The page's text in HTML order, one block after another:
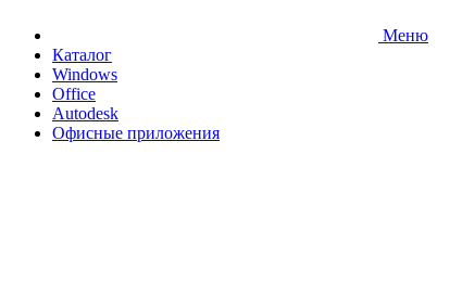
Меню
Каталог
Windows
Office
Autodesk
Офисные приложения